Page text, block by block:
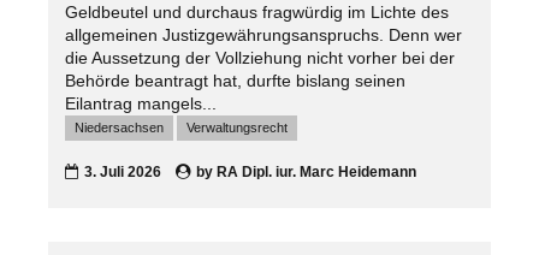
Geldbeutel und durchaus fragwürdig im Lichte des
allgemeinen Justizgewährungsanspruchs. Denn wer
die Aussetzung der Vollziehung nicht vorher bei der
Behörde beantragt hat, durfte bislang seinen
Eilantrag mangels...
Niedersachsen Verwaltungsrecht
3. Juli 2026 by RA Dipl. iur. Marc Heidemann